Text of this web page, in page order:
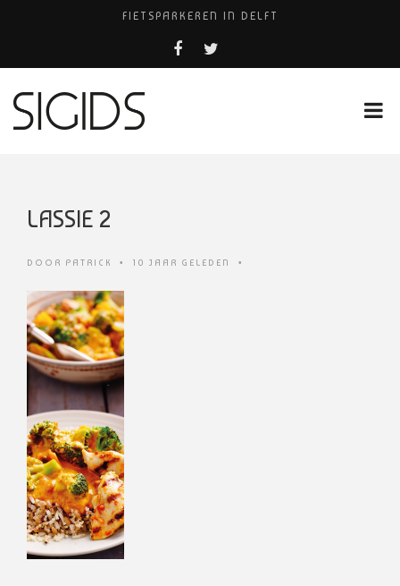
FIETSPARKEREN IN DELFT
FIETS KWIJT IN TILBURG?
USED PRODUCTS LEIDEN
LASSIE 2
DOOR PATRICK • 10 JAAR GELEDEN •